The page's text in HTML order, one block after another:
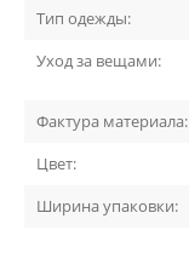
Тип одежды:
Уход за вещами:
Фактура материала:
Цвет:
Ширина упаковки: